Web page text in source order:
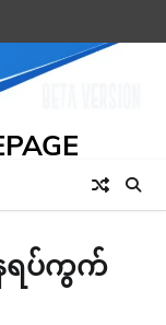
ေရပ်ကွက်